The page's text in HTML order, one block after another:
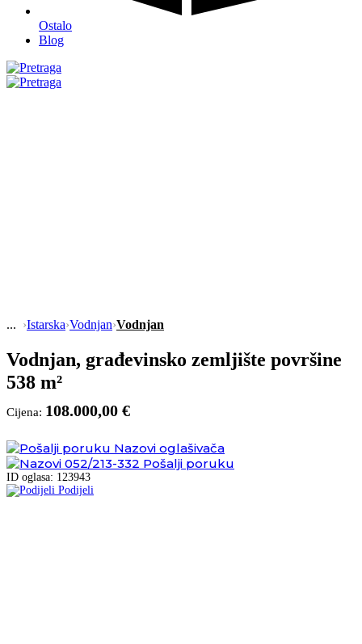
Ostalo
Blog
›Istarska›Vodnjan›Vodnjan
Vodnjan, građevinsko zemljište površine
538 m²
Cijena: 108.000,00 €
Nazovi oglašivača
052/213-332 Pošalji poruku
ID oglasa: 123943
Podijeli